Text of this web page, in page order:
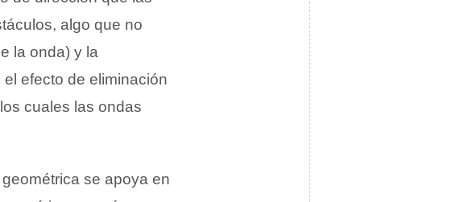
algo que no
la onda) y la
efecto de eliminación
cuales las ondas
geométrica se apoya en